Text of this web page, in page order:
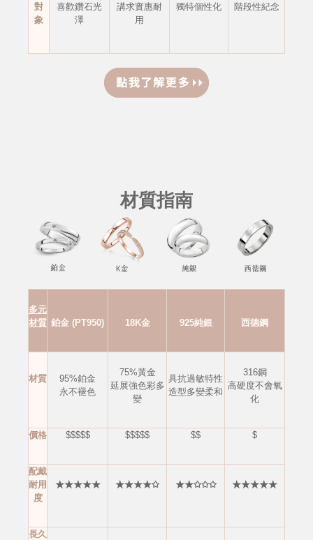
對
象
喜歡鑽石光
澤
講求實惠耐
用
獨特個性化
階段性紀念
材質指南
多元
材質 鉑金 (PT950) 18K金 925純銀 西德鋼
材質
95%鉑金
永不褪色
75%黃金
延展強色彩多
變
具抗過敏特性
造型多變柔和
316鋼
高硬度不會氧
化
價格 $$$$$ $$$$$ $$ $
配戴
耐用
度
★★★★★ ★★★★✩ ★★✩✩✩ ★★★★★
長久